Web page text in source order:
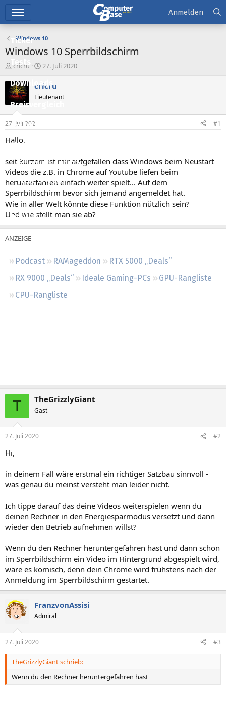
Ticker
Tests
Downloads
Preisvergleich
Forum
Aktuelles
Empfohlene Inhalte
Neue Beiträge
Neueste Aktivitäten
Leserartikel
Podcast RAMageddon
RTX 5000 „Deals“
RX 9000 „Deals“
Ideale Gaming-PCs
GPU-Rangliste
CPU-Rangliste
Anmelden
Windows 10
Windows 10 Sperrbildschirm
E
s
t
e
e
r
cricru
E
s
e
t
27. Juli 2020
cricru
Lieutenant
27. Juli 2020 #1
Hallo,
seit kurzem ist mir aufgefallen dass Windows beim Neustart
Videos die z.B. in Chrome auf Youtube liefen beim
herunterfahren einfach weiter spielt... Auf dem
Sperrbildschirm bevor sich jemand angemeldet hat.
Wie in aller Welt könnte diese Funktion nützlich sein?
Und wie stellt man sie ab?
T TheGrizzlyGiant
Gast
27. Juli 2020 #2
Hi,
in deinem Fall wäre erstmal ein richtiger Satzbau sinnvoll -
was genau du meinst versteht man leider nicht.
Ich tippe darauf das deine Videos weiterspielen wenn du
deinen Rechner in den Energiesparmodus versetzt und dann
wieder den Betrieb aufnehmen willst?
Wenn du den Rechner heruntergefahren hast und dann schon
im Sperrbildschirm ein Video im Hintergrund abgespielt wird,
wäre es komisch, denn dein Chrome wird frühstens nach der
Anmeldung im Sperrbildschirm gestartet.
FranzvonAssisi
Admiral
27. Juli 2020 #3
TheGrizzlyGiant schrieb:
Wenn du den Rechner heruntergefahren hast